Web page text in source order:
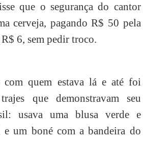
que o segurança do cantor
cerveja, pagando R$ 50 pela
6, sem pedir troco.
com quem estava lá e até foi
que demonstravam seu
usava uma blusa verde e
e um boné com a bandeira do